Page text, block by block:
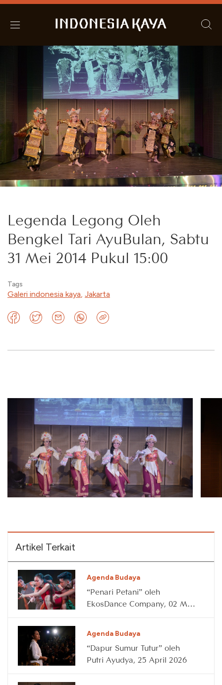
Legenda Legong Oleh
Bengkel Tari AyuBulan, Sabtu
31 Mei 2014 Pukul 15:00
Tags
Galeri indonesia kaya, Jakarta
Artikel Terkait
Agenda Budaya
“Penari Petani” oleh
EkosDance Company, 02 May
Agenda Budaya
“Dapur Sumur Tutur” oleh
Putri Ayudya, 25 April 2026